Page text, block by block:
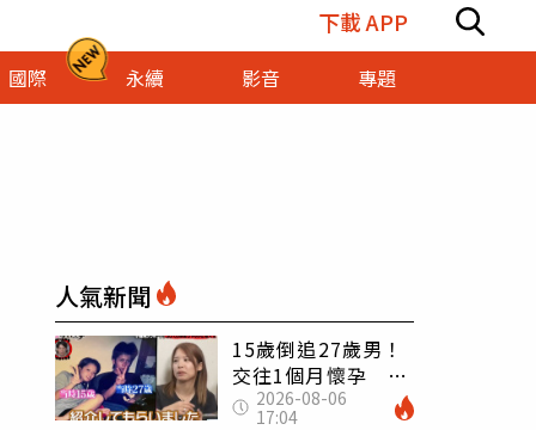
下載 APP
國際 永續 影音 專題
人氣新聞
15歲倒追27歲男！
交往1個月懷孕 36
歲當阿嬤故事曝光
2026-08-06
17:04